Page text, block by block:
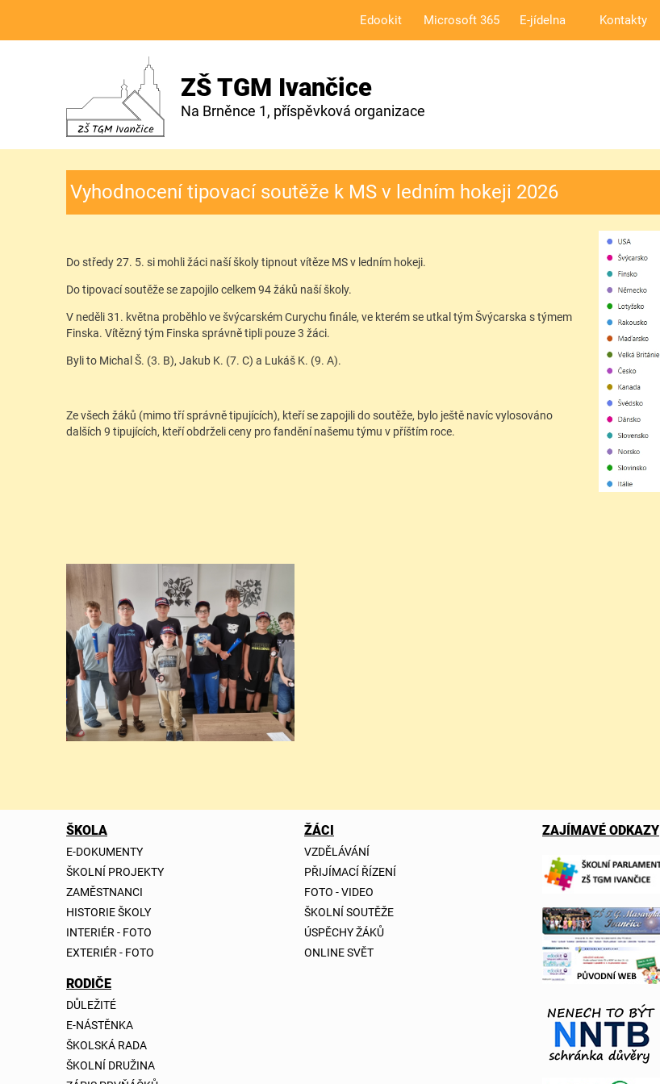
Edookit Microsoft 365 E-jídelna Kontakty
ZŠ TGM Ivančice
Na Brněnce 1, příspěvková organizace
Vyhodnocení tipovací soutěže k MS v ledním hokeji 2026
Do středy 27. 5. si mohli žáci naší školy tipnout vítěze MS v ledním hokeji.
Do tipovací soutěže se zapojilo celkem 94 žáků naší školy.
V neděli 31. května proběhlo ve švýcarském Curychu finále, ve kterém se utkal tým Švýcarska s týmem
Finska. Vítězný tým Finska správně tipli pouze 3 žáci.
Byli to Michal Š. (3. B), Jakub K. (7. C) a Lukáš K. (9. A).
Ze všech žáků (mimo tří správně tipujících), kteří se zapojili do soutěže, bylo ještě navíc vylosováno
dalších 9 tipujících, kteří obdrželi ceny pro fandění našemu týmu v příštím roce.
ŠKOLA
E-DOKUMENTY
ŠKOLNÍ PROJEKTY
ZAMĚSTNANCI
HISTORIE ŠKOLY
INTERIÉR - FOTO
EXTERIÉR - FOTO
ŽÁCI
VZDĚLÁVÁNÍ
PŘIJÍMACÍ ŘÍZENÍ
FOTO - VIDEO
ŠKOLNÍ SOUTĚŽE
ÚSPĚCHY ŽÁKŮ
ONLINE SVĚT
RODIČE
DŮLEŽITÉ
E-NÁSTĚNKA
ŠKOLSKÁ RADA
ŠKOLNÍ DRUŽINA
ZAJÍMAVÉ ODKAZY